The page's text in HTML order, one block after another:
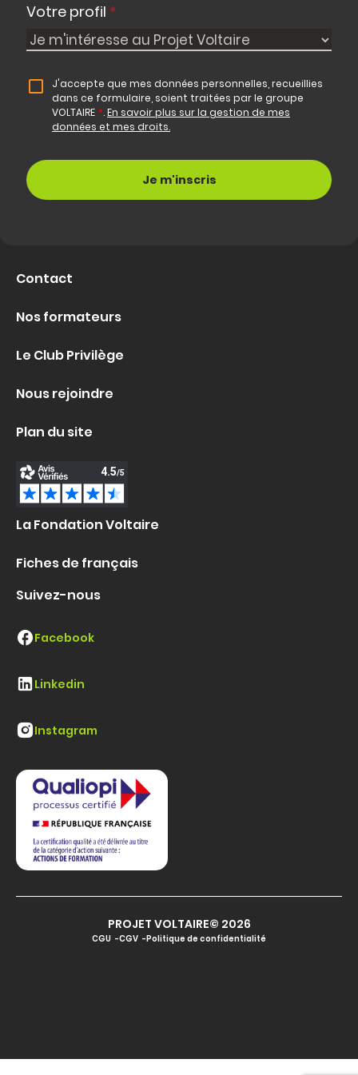
Votre profil *
J'accepte que mes données personnelles, recueillies
dans ce formulaire, soient traitées par le groupe
VOLTAIRE *.En savoir plus sur la gestion de mes
données et mes droits.
Contact
Nos formateurs
Le Club Privilège
Nous rejoindre
Plan du site
La Fondation Voltaire
Fiches de français
Suivez-nous
Facebook
Linkedin
Instagram
PROJET VOLTAIRE© 2026
CGU CGV Politique de confidentialité